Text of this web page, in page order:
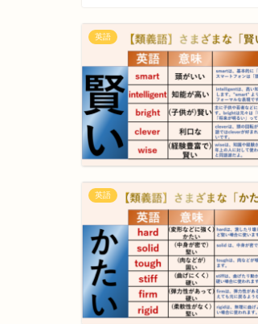
英語
英語